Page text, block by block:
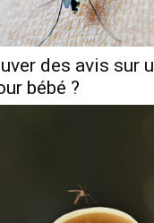
des avis sur
bébé ?